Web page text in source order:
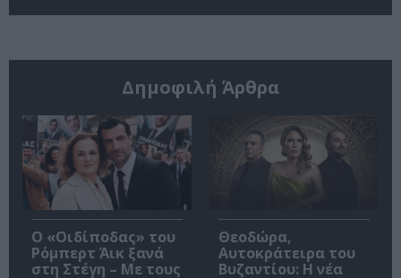
Δημοφιλή Άρθρα
O «Οιδίποδας» του
Ρόμπερτ Άικ ξανά
στη Στέγη – Με τους
Θεοδώρα,
Αυτοκράτειρα του
Βυζαντίου: Η νέα